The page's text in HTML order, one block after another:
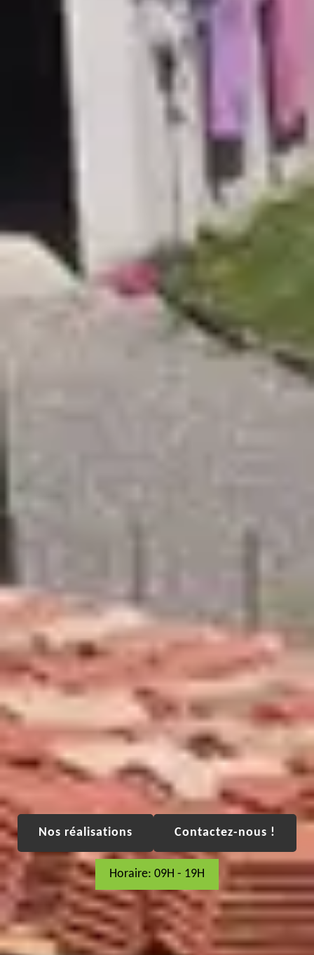
Nos réalisations Contactez-nous !
Horaire: 09H - 19H